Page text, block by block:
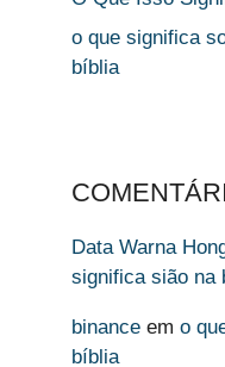
o que significa
bíblia
Data Warna
significa sião na
binance em o
bíblia